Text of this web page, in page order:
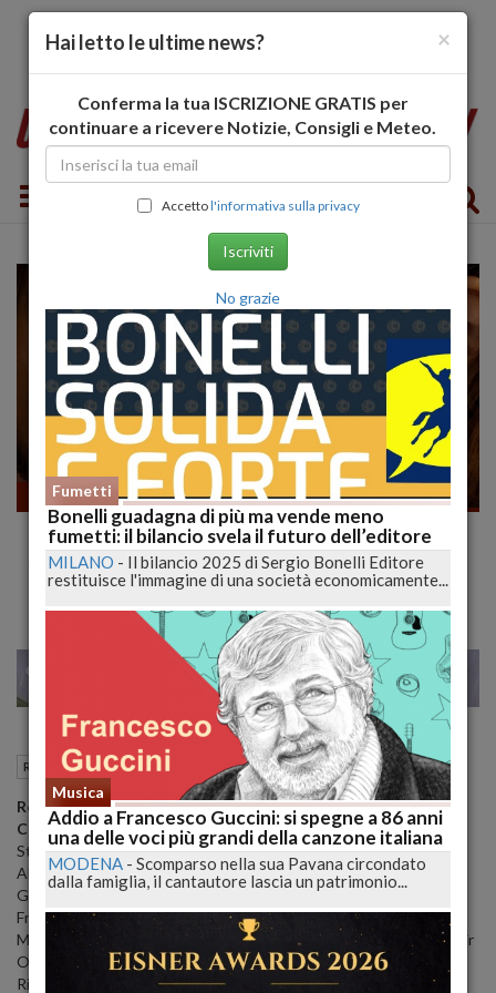
Toggle navigation
Recensioni FILM
"The tourist", deludente thriller a tinte rosa
Natale al cinema
26 35
Recensioni FILM 24 Dicembre 2010 13:45
Regia: Florian Henckel von Donnersmarck
Cast : Johnny Depp, Angelina Jolie, Paul Bettany, Timothy Dalton,
Steven Berkoff, Rufus Sewell, Christian De Sica, Neri Marcorè,
Alessio Boni, Daniele Pecci, Raoul Bova, Nino Frassica, Giovanni
Guidelli, Bruno Wolkowitch, Marc Ruchmann, Julien Baumgartner,
François Vincentelli, Clement Sibony, Jean-Claude Adelin, Jean
Marie Lamour, Nicolas Guillot, Mhamed Arezki, Igor Jijikine, Vladimir
Orlov, Vladimir Tevlovski, Alec Utgoff, Mark Zak, Gabriele Gallinari,
Riccardo De Torrebruna, Maurizio Casagrande, Iddo Goldberg,
×
Hai letto le ultime news?
Conferma la tua ISCRIZIONE GRATIS per
continuare a ricevere Notizie, Consigli e Meteo.
Accettol'informativa sulla privacy
Iscriviti
No grazie
Fumetti
Bonelli guadagna di più ma vende meno
fumetti: il bilancio svela il futuro dell’editore
MILANO - Il bilancio 2025 di Sergio Bonelli Editore
restituisce l'immagine di una società economicamente...
Musica
Addio a Francesco Guccini: si spegne a 86 anni
una delle voci più grandi della canzone italiana
MODENA - Scomparso nella sua Pavana circondato
dalla famiglia, il cantautore lascia un patrimonio...